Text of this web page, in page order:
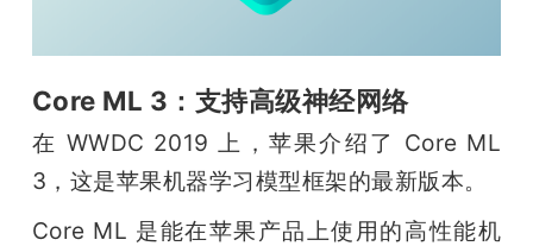
Core ML 3：支持高级神经网络
在 WWDC 2019 上，苹果介绍了 Core ML
3，这是苹果机器学习模型框架的最新版本。
Core ML 是能在苹果产品上使用的高性能机